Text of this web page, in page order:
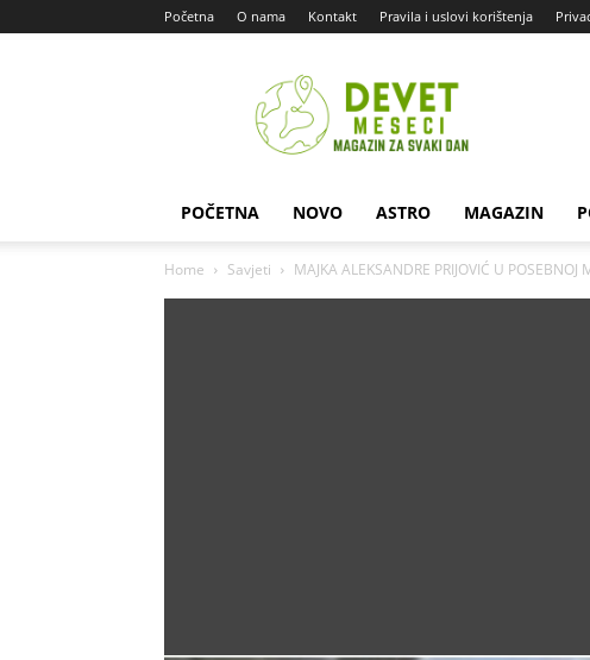
Početna O nama Kontakt Pravila i uslovi korištenja
Devet
Meseci
POČETNA NOVO ASTRO MAGAZIN
Home Savjeti MAJKA ALEKSANDRE PRIJOVIĆ U